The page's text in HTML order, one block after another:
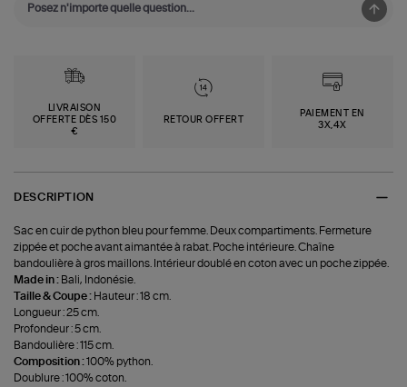
LIVRAISON
OFFERTE DÈS 150
€
RETOUR OFFERT
PAIEMENT EN
3X,4X
DESCRIPTION
Sac en cuir de python bleu pour femme. Deux compartiments. Fermeture
zippée et poche avant aimantée à rabat. Poche intérieure. Chaîne
bandoulière à gros maillons. Intérieur doublé en coton avec un poche zippée.
Made in : Bali, Indonésie.
Taille & Coupe : Hauteur : 18 cm.
Longueur : 25 cm.
Profondeur : 5 cm.
Bandoulière : 115 cm.
Composition :100% python.
Doublure : 100% coton.